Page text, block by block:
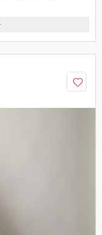
ト2階